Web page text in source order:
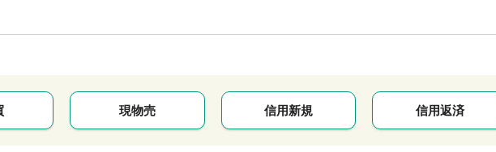
現物売 信用新規 信用返済